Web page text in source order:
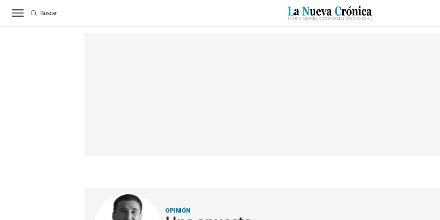
ACTUALIDAD BIERZO SUCESOS CULTURAS ESPECIALES DEPORTES
Buscar
OPINIÓN